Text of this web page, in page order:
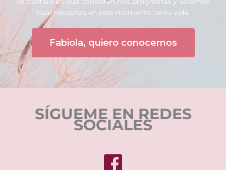
cuál necesitas en este momento de tu vida.
Fabiola, quiero conocernos
SÍGUEME EN REDES
SOCIALES